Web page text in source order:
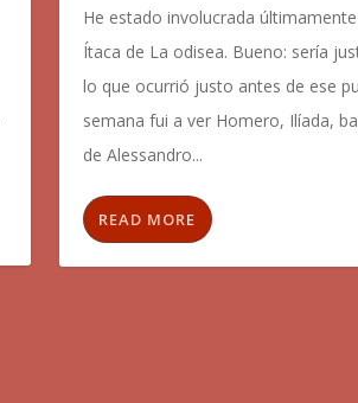
He estado involucrada
Ítaca de La odisea. Bueno: sería
lo que ocurrió justo antes de ese
semana fui a ver Homero, Ilíada,
de Alessandro...
READ MORE